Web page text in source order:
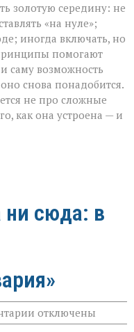
золотую середину: не
«на нуле»;
иногда включать, но
помогают
саму возможность
снова понадобится.
не про сложные
как она устроена — и
ни сюда: в
к
записи
отключены